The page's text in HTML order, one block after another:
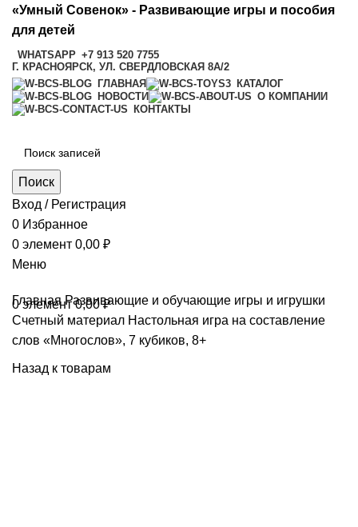
«Умный Совенок» - Развивающие игры и пособия
для детей
WHATSAPP +7 913 520 7755
Г. КРАСНОЯРСК, УЛ. СВЕРДЛОВСКАЯ 8А/2
ГЛАВНАЯ
КАТАЛОГ
НОВОСТИ
О КОМПАНИИ
КОНТАКТЫ
Поиск
Вход / Регистрация
0 Избранное
0 элемент 0,00 ₽
Меню
0элемент 0,00₽
ГлавнаяРазвивающие и обучающие игры и игрушки
Счетный материал Настольная игра на составление
слов «Многослов», 7 кубиков, 8+
Назад к товарам